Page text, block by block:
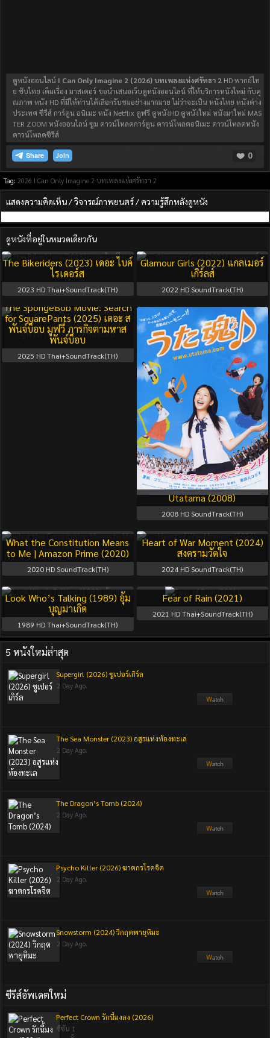
ดูหนังออนไลน์ I Can Only Imagine 2 (2026) บทเพลงแห่งศรัทธา 2​ HD พากย์ไท
ย ซับไทย เต็มเรื่อง มาสเตอร์ ขอนำเสนอเว็บดูหนังออนไลน์ ที่ให้บริการหนังใหม่ กับคุ
ณภาพ หนัง HD ที่มีให้ท่านได้เลือกรับชมอย่างมากมาย ไม่ว่าจะเป็น หนังไทย หนังต่าง
ประเทศ ซีรีส์ การ์ตูน อนิเมะ หนัง Netflix ดูฟรี ดูหนังHD ดูหนังใหม่ หนังมาใหม่ MAS
TER ZOOM หนังออนไลน์ ซูม ดาวน์โหลดการ์ตูน ดาวน์โหลดอนิเมะ ดาวน์โหลดหนัง
ดาวน์โหลดซีรีส์
Join 0
Tag: 2026 I Can Only Imagine 2 บทเพลงแห่งศรัทธา 2​
แสดงความคิดเห็น / วิจารณ์ภาพยนตร์ / ความรู้สึกหลังดูหนัง
ดูหนังที่อยู่ในหมวดเดียวกัน
The Bikeriders (2023) เดอะ ไบค์
ไรเดอร์ส
2023 HD Thai+SoundTrack(TH)
Glamour Girls (2022) แกลเมอร์
เกิร์ลส์
2022 HD SoundTrack(TH)
The SpongeBob Movie: Search
for SquarePants (2025) เดอะ ส
พันจ์บ็อบ มูฟวี่ ภารกิจตามหาส
พันจ์บ็อบ
2025 HD Thai+SoundTrack(TH)
Utatama (2008)
2008 HD SoundTrack(TH)
What the Constitution Means
to Me | Amazon Prime (2020)
2020HD SoundTrack(TH)
Heart of War Moment (2024)
สงครามวัดใจ
2024 HD SoundTrack(TH)
Look Who’s Talking (1989) อุ้ม
บุญมาเกิด
1989 HD Thai+SoundTrack(TH)
Fear of Rain (2021)
2021 HD Thai+SoundTrack(TH)
5 หนังใหม่ล่าสุด
Supergirl (2026) ซูเปอร์เกิร์ล
2 Day Ago.
The Sea Monster (2023) อสูรแห่งท้องทะเล
2 Day Ago.
The Dragon’s Tomb (2024)
2 Day Ago.
Psycho Killer (2026) ฆาตกรโรคจิต
2 Day Ago.
Snowstorm (2024) วิกฤตพายุหิมะ
2 Day Ago.
ซีรีส์อัพเดตใหม่
Perfect Crown รักนี้มงลง (2026)
ซีซัน 1